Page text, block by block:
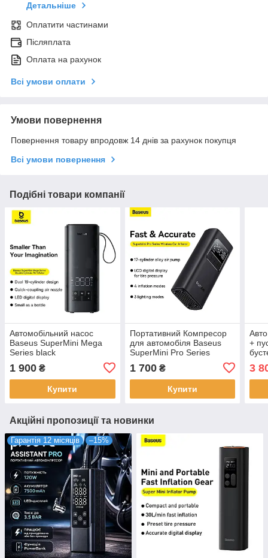
Детальніше
Оплатити частинами
Післяплата
Оплата на рахунок
Всі умови оплати
Умови повернення
Повернення товару впродовж 14 днів за рахунок покупця
Всі умови повернення
Подібні товари компанії
Автомобільний насос
Baseus SuperMini Mega
Series black
1 900 ₴
Купити
Портативний Компресор
для автомобіля Baseus
SuperMini Pro Series
(C11159300111-00) black
1 700₴
Купити
+
3
Акційні пропозиції та новинки
Гарантія 12 місяців –15%